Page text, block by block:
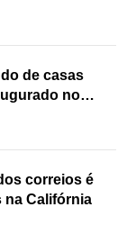
de casas
no
correios é
na Califórnia